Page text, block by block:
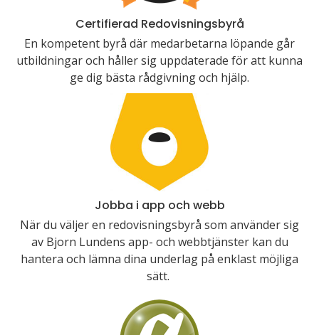
Certifierad Redovisningsbyrå
En kompetent byrå där medarbetarna löpande går
utbildningar och håller sig uppdaterade för att kunna
ge dig bästa rådgivning och hjälp.
Jobba i app och webb
När du väljer en redovisningsbyrå som använder sig
av Bjorn Lundens app- och webbtjänster kan du
hantera och lämna dina underlag på enklast möjliga
sätt.